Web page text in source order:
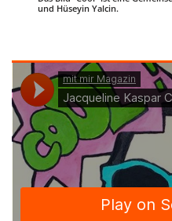
und Hüseyin Yalcin.